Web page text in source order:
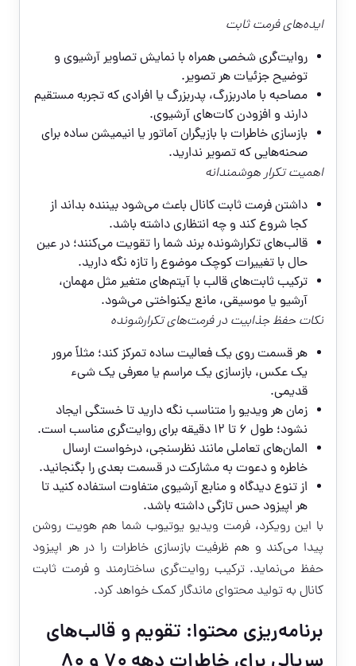
ایده‌های فرمت ثابت
روایت‌گری شخصی همراه با نمایش تصاویر آرشیوی و
توضیح جزئیات هر تصویر.
مصاحبه با مادربزرگ، پدربزرگ یا افرادی که تجربه مستقیم
دارند و افزودن کات‌های آرشیوی.
بازسازی خاطرات با بازیگران آماتور یا انیمیشن ساده برای
صحنه‌هایی که تصویر ندارید.
اهمیت تکرار هوشمندانه
داشتن فرمت ثابت کانال باعث می‌شود بیننده بداند از
کجا شروع کند و چه انتظاری داشته باشد.
قالب‌های تکرارشونده برند شما را تقویت می‌کنند؛ در عین
حال با تغییرات کوچک موضوع را تازه نگه دارید.
ترکیب ثابت‌های قالب با آیتم‌های متغیر مثل مهمان،
آرشیو یا موسیقی، مانع یکنواختی می‌شود.
نکات حفظ جذابیت در فرمت‌های تکرارشونده
هر قسمت روی یک فعالیت ساده تمرکز کند؛ مثلاً مرور
یک عکس، بازسازی یک مراسم یا معرفی یک شیء
قدیمی.
زمان هر ویدیو را متناسب نگه دارید تا خستگی ایجاد
نشود؛ طول ۶ تا ۱۲ دقیقه برای روایت‌گری مناسب است.
المان‌های تعاملی مانند نظرسنجی، درخواست ارسال
خاطره و دعوت به مشارکت در قسمت بعدی را بگنجانید.
از تنوع دیدگاه و منابع آرشیوی متفاوت استفاده کنید تا
هر اپیزود حس تازگی داشته باشد.
با این رویکرد، فرمت ویدیو یوتیوب شما هم هویت روشن
پیدا می‌کند و هم ظرفیت بازسازی خاطرات را در هر اپیزود
حفظ می‌نماید. ترکیب روایت‌گری ساختارمند و فرمت ثابت
کانال به تولید محتوای ماندگار کمک خواهد کرد.
برنامه‌ریزی محتوا: تقویم و قالب‌های